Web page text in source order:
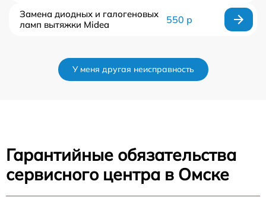
Замена диодных и галогеновых
ламп вытяжки Midea
550 р
У меня другая неисправность
Гарантийные обязательства
сервисного центра в Омске